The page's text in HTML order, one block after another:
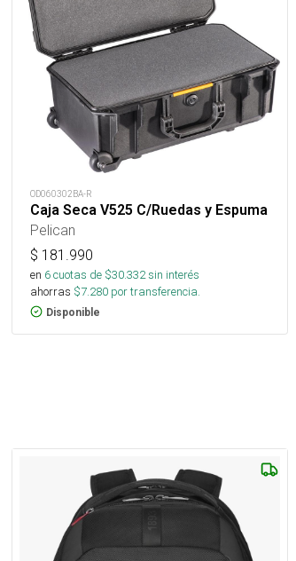
OD060302BA-R
Caja Seca V525 C/Ruedas y Espuma
Pelican
$ 181.990
en 6cuotas de $30.332sin interés
ahorras $7.280 por transferencia.
Disponible